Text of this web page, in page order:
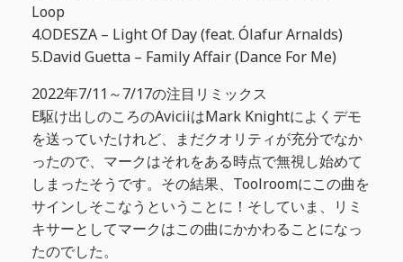
Loop
4.ODESZA – Light Of Day (feat. Ólafur Arnalds)
5.David Guetta – Family Affair (Dance For Me)
2022年7/11～7/17の注目リミックス
E駆け出しのころのAviciiはMark Knightによくデモ
を送っていたけれど、まだクオリティが充分でなか
ったので、マークはそれをある時点で無視し始めて
しまったそうです。その結果、Toolroomにこの曲を
サインしそこなうということに！そしていま、リミ
キサーとしてマークはこの曲にかかわることになっ
たのでした。